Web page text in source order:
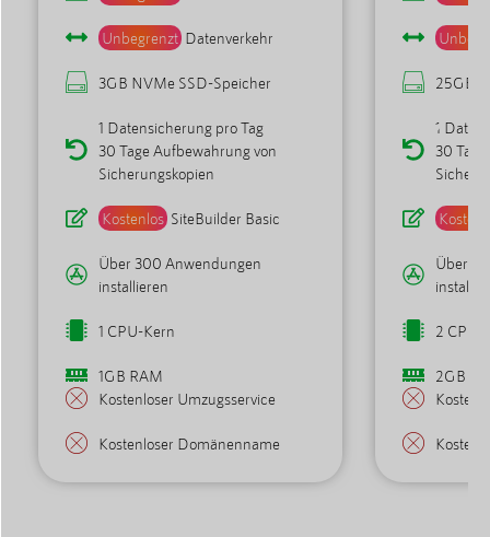
Unbegrenzt Datenverkehr
3GB NVMe SSD-Speicher
1 Datensicherung pro Tag
30 Tage Aufbewahrung von
Sicherungskopien
Kostenlos SiteBuilder Basic
Über 300 Anwendungen
installieren
1 CPU-Kern
1GB RAM
Kostenloser Umzugsservice
Kostenloser Domänenname
25GB
1
30
Über
2 CPU-
2GB